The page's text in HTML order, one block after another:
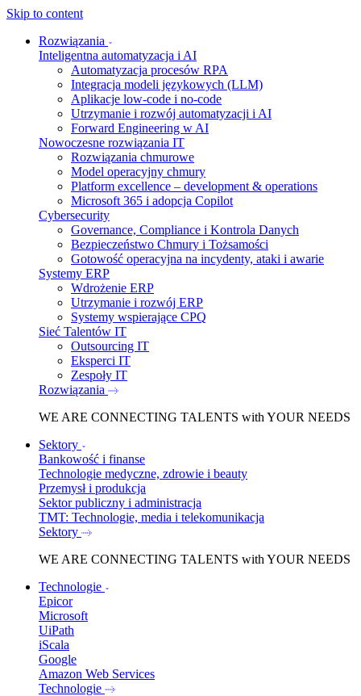
Skip to content
Rozwiązania
Inteligentna automatyzacja i AI
Automatyzacja procesów RPA
Integracja modeli językowych (LLM)
Aplikacje low-code i no-code
Utrzymanie i rozwój automatyzacji i AI
Forward Engineering w AI
Nowoczesne rozwiązania IT
Rozwiązania chmurowe
Model operacyjny chmury
Platform excellence – development & operations
Microsoft 365 i adopcja Copilot
Cybersecurity
Governance, Compliance i Kontrola Danych
Bezpieczeństwo Chmury i Tożsamości
Gotowość operacyjna na incydenty, ataki i awarie
Systemy ERP
Wdrożenie ERP
Utrzymanie i rozwój ERP
Systemy wspierające CPQ
Sieć Talentów IT
Outsourcing IT
Eksperci IT
Zespoły IT
Rozwiązania
WE ARE CONNECTING TALENTS with YOUR NEEDS
Sektory
Bankowość i finanse
Technologie medyczne, zdrowie i beauty
Przemysł i produkcja
Sektor publiczny i administracja
TMT: Technologie, media i telekomunikacja
Sektory
WE ARE CONNECTING TALENTS with YOUR NEEDS
Technologie
Epicor
Microsoft
UiPath
iScala
Google
Amazon Web Services
Technologie